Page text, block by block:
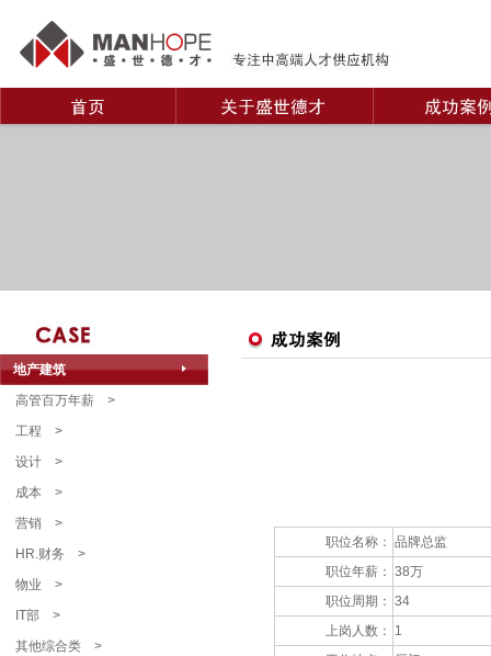
地产建筑
高管百万年薪 >
工程 >
设计 >
成本 >
营销 >
HR.财务 >
物业 >
IT部 >
其他综合类 >
职位名称： 品牌总监
职位年薪： 38万
职位周期： 34
上岗人数：
1